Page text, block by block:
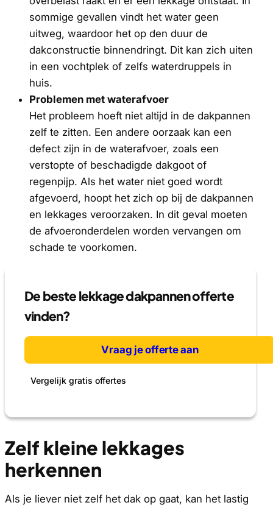
sommige gevallen vindt het water geen
uitweg, waardoor het op den duur de
dakconstructie binnendringt. Dit kan zich uiten
in een vochtplek of zelfs waterdruppels in
huis.
Problemen met waterafvoer
Het probleem hoeft niet altijd in de dakpannen
zelf te zitten. Een andere oorzaak kan een
defect zijn in de waterafvoer, zoals een
verstopte of beschadigde dakgoot of
regenpijp. Als het water niet goed wordt
afgevoerd, hoopt het zich op bij de dakpannen
en lekkages veroorzaken. In dit geval moeten
de afvoeronderdelen worden vervangen om
schade te voorkomen.
De beste lekkage dakpannen offerte
vinden?
Vraag je offerte aan
Vergelijk gratis offertes
Zelf kleine lekkages
herkennen
Als je liever niet zelf het dak op gaat, kan het lastig